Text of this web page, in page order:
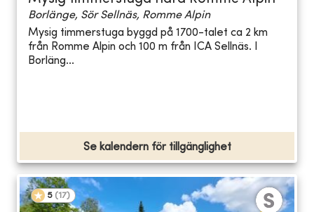
Borlänge, Sör Sellnäs, Romme Alpin
Mysig timmerstuga byggd på 1700-talet ca 2 km
från Romme Alpin och 100 m från ICA Sellnäs. I
Borläng...
Se kalendern för tillgänglighet
5 (17)